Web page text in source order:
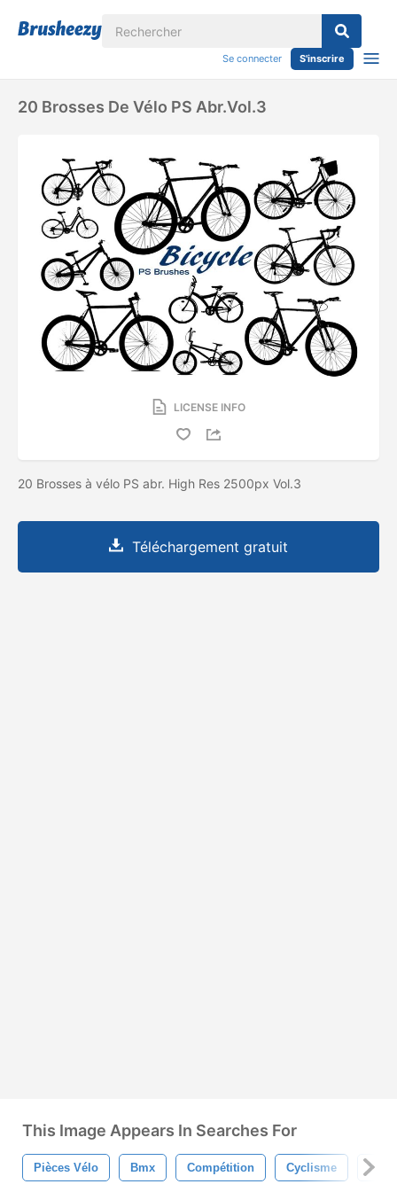
Se connecter S'inscrire
20 Brosses De Vélo PS Abr.Vol.3
LICENSE INFO
20 Brosses à vélo PS abr. High Res 2500px Vol.3
Téléchargement gratuit
This Image Appears In Searches For
Pièces Vélo Bmx Compétition Cyclisme